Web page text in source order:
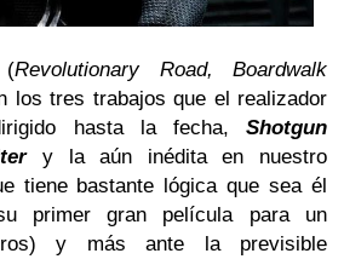
Revolutionary Road, Boardwalk
los tres trabajos que el realizador
hasta la fecha,Shotgun
y la aún inédita en nuestro
tiene bastante lógica que sea él
primer gran película para un
y más ante la previsible